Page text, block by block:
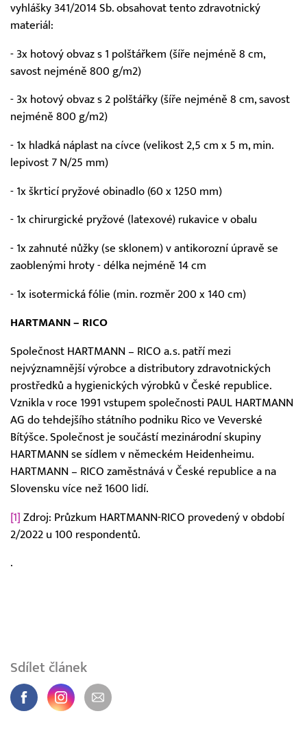
vyhlášky 341/2014 Sb. obsahovat tento zdravotnický
materiál:
- 3x hotový obvaz s 1 polštářkem (šíře nejméně 8 cm,
savost nejméně 800 g/m2)
- 3x hotový obvaz s 2 polštářky (šíře nejméně 8 cm, savost
nejméně 800 g/m2)
- 1x hladká náplast na cívce (velikost 2,5 cm x 5 m, min.
lepivost 7 N/25 mm)
- 1x škrticí pryžové obinadlo (60 x 1250 mm)
- 1x chirurgické pryžové (latexové) rukavice v obalu
- 1x zahnuté nůžky (se sklonem) v antikorozní úpravě se
zaoblenými hroty - délka nejméně 14 cm
- 1x isotermická fólie (min. rozměr 200 x 140 cm)
HARTMANN – RICO
Společnost HARTMANN – RICO a.s. patří mezi
nejvýznamnější výrobce a distributory zdravotnických
prostředků a hygienických výrobků v České republice.
Vznikla v roce 1991 vstupem společnosti PAUL HARTMANN
AG do tehdejšího státního podniku Rico ve Veverské
Bítýšce. Společnost je součástí mezinárodní skupiny
HARTMANN se sídlem v německém Heidenheimu.
HARTMANN – RICO zaměstnává v České republice a na
Slovensku více než 1600 lidí.
[1] Zdroj: Průzkum HARTMANN-RICO provedený v období
2/2022 u 100 respondentů.
.
Sdílet článek